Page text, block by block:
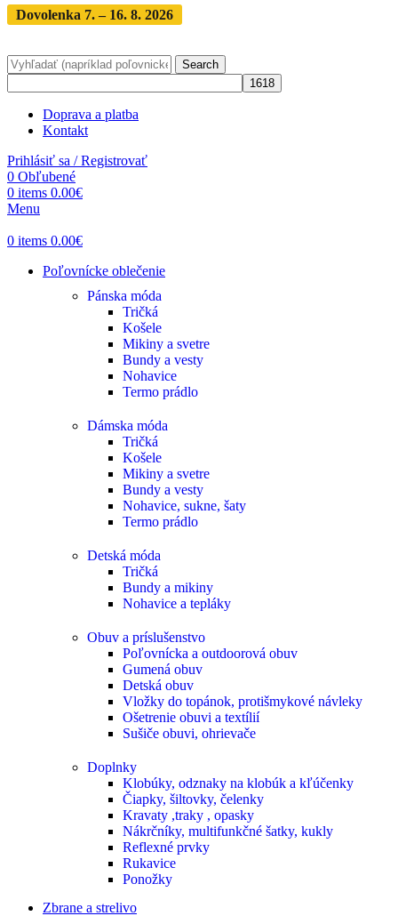
Dovolenka 7. – 16. 8. 2026
Search
Doprava a platba
Kontakt
Prihlásiť sa / Registrovať
0 Obľubené
0 items 0.00€
Menu
0 items 0.00€
Poľovnícke oblečenie
Pánska móda
Tričká
Košele
Mikiny a svetre
Bundy a vesty
Nohavice
Termo prádlo
Dámska móda
Tričká
Košele
Mikiny a svetre
Bundy a vesty
Nohavice, sukne, šaty
Termo prádlo
Detská móda
Tričká
Bundy a mikiny
Nohavice a tepláky
Obuv a príslušenstvo
Poľovnícka a outdoorová obuv
Gumená obuv
Detská obuv
Vložky do topánok, protišmykové návleky
Ošetrenie obuvi a textílií
Sušiče obuvi, ohrievače
Doplnky
Klobúky, odznaky na klobúk a kľúčenky
Čiapky, šiltovky, čelenky
Kravaty ,traky , opasky
Nákrčníky, multifunkčné šatky, kukly
Reflexné prvky
Rukavice
Ponožky
Zbrane a strelivo